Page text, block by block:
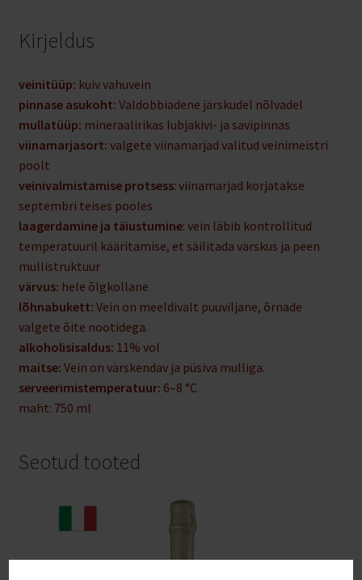
Kirjeldus
veinitüüp: kuiv vahuvein
pinnase asukoht: Valdobbiadene järskudel nõlvadel
mullatüüp: mineraalirikas lubjakivi- ja savipinnas
viinamarjasort: valgete viinamarjad valitud veinimeistri
poolt
veinivalmistamise protsess: viinamarjad korjatakse
septembri teises pooles
laagerdamine ja täiustumine: vein läbib kontrollitud
temperatuuril kääritamise, et säilitada värskus ja peen
mullistruktuur
värvus: hele õlgkollane
lõhnabukett: Vein on meeldivalt puuviljane, õrnade
valgete õite nootidega.
alkoholisisaldus: 11% vol
maitse: Vein on värskendav ja püsiva mulliga.
serveerimistemperatuur: 6–8 °C
maht: 750 ml
Seotud tooted